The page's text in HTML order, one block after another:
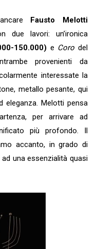
Fausto Melotti
due lavori: un’ironica
150.000) e Coro del
provenienti da
interessate la
metallo pesante, qui
eleganza. Melotti pensa
per arrivare ad
più profondo. Il
accanto, in grado di
una essenzialità quasi